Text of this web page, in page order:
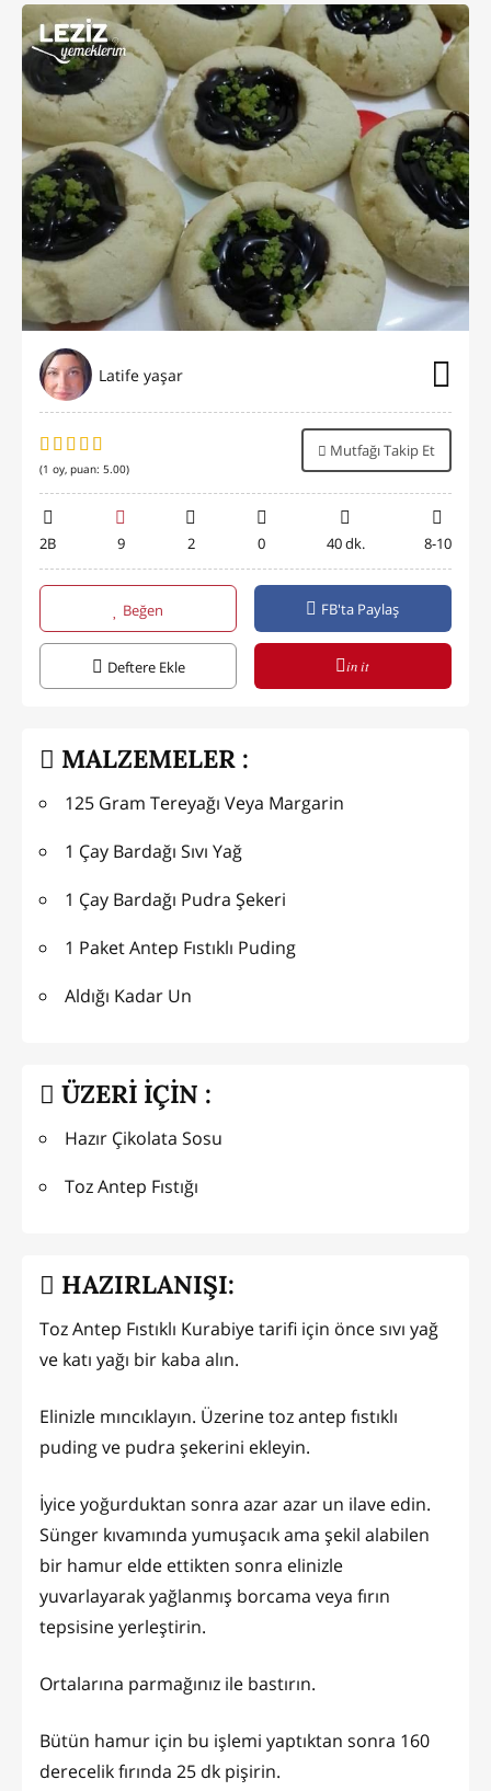
Latife yaşar
(1 oy, puan: 5.00)
Mutfağı Takip Et
2B 9 2 0 40 dk. 8-10
Beğen FB'ta Paylaş
Deftere Ekle in it
MALZEMELER :
125 Gram Tereyağı Veya Margarin
1 Çay Bardağı Sıvı Yağ
1 Çay Bardağı Pudra Şekeri
1 Paket Antep Fıstıklı Puding
Aldığı Kadar Un
ÜZERİ İÇİN :
Hazır Çikolata Sosu
Toz Antep Fıstığı
HAZIRLANIŞI:
Toz Antep Fıstıklı Kurabiye tarifi için önce sıvı yağ
ve katı yağı bir kaba alın.
Elinizle mıncıklayın. Üzerine toz antep fıstıklı
puding ve pudra şekerini ekleyin.
İyice yoğurduktan sonra azar azar un ilave edin.
Sünger kıvamında yumuşacık ama şekil alabilen
bir hamur elde ettikten sonra elinizle
yuvarlayarak yağlanmış borcama veya fırın
tepsisine yerleştirin.
Ortalarına parmağınız ile bastırın.
Bütün hamur için bu işlemi yaptıktan sonra 160
derecelik fırında 25 dk pişirin.